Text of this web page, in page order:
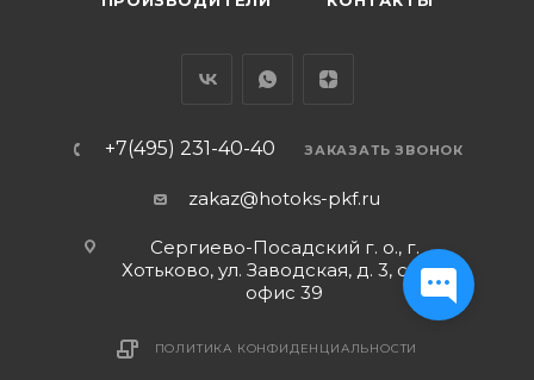
+7(495) 231-40-40 ЗАКАЗАТЬ ЗВОНОК
zakaz@hotoks-pkf.ru
Сергиево-Посадский г. о., г.
Хотьково, ул. Заводская, д. 3, стр. 1,
офис 39
ПОЛИТИКА КОНФИДЕНЦИАЛЬНОСТИ